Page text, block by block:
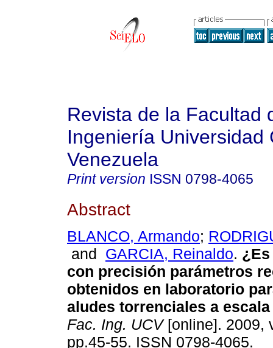
Revista de la Facultad
Ingeniería Universidad
Venezuela
Print version ISSN 0798-4065
Abstract
BLANCO, Armando;
and GARCIA, Reinaldo.
con precisión parámetros
obtenidos en laboratorio
aludes torrenciales a
Fac. Ing. UCV[online]. 2009,
pp.45-55. ISSN 0798-4065.